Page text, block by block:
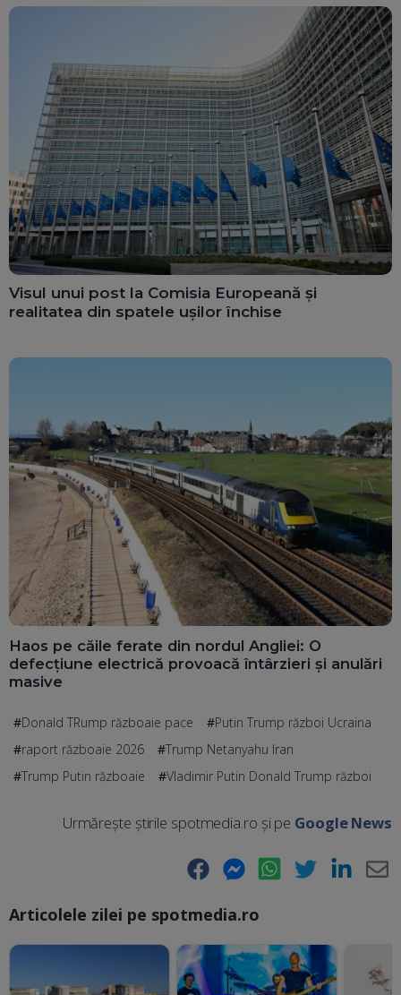
Visul unui post la Comisia Europeană și
realitatea din spatele ușilor închise
Haos pe căile ferate din nordul Angliei: O
defecțiune electrică provoacă întârzieri și anulări
masive
Donald TRump războaie pace
Putin Trump război Ucraina
raport războaie 2026
Trump Netanyahu Iran
Trump Putin războaie
Vladimir Putin Donald Trump război
Urmărește știrile spotmedia.ro și pe Google News
Facebook Messenger WhatsApp Twitter LinkedIn
Articolele zilei pe spotmedia.ro